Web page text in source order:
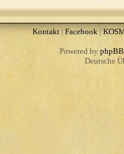
Kontakt| Facebook |
Powered by phpBB
Deutsche